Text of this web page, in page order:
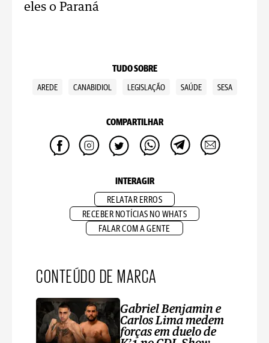
eles o Paraná
TUDO SOBRE
AREDE CANABIDIOL LEGISLAÇÃO SAÚDE SESA
COMPARTILHAR
INTERAGIR
RELATAR ERROS
RECEBER NOTÍCIAS NO WHATS
FALAR COM A GENTE
CONTEÚDO DE MARCA
Gabriel Benjamin e
Carlos Lima medem
forças em duelo de